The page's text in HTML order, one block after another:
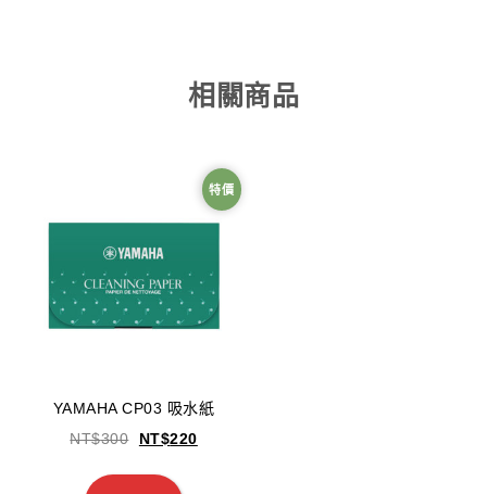
相關商品
特價
YAMAHA CP03 吸水紙
NT$300 NT$220